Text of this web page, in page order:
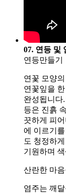
07. 연등 및
연등만들기
연꽃 모양
연꽃잎을
완성됩니다
등은 진흙
끗하게 피
에 이르기
도 청정하
기원하며
산란한 마
염주는 깨